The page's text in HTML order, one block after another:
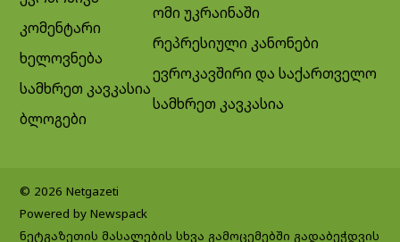
კომენტარი
ხელოვნება
სამხრეთ კავკასია
ბლოგები
ომი უკრაინაში
რეპრესიული კანონები
ევროკავშირი და საქართველო
სამხრეთ კავკასია
© 2026 Netgazeti
Powered by Newspack
ნეტგაზეთის მასალების სხვა გამოცემებში გადაბეჭდვის